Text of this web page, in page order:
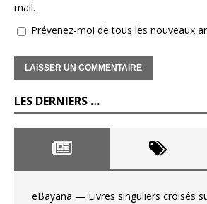
mail.
Prévenez-moi de tous les nouveaux
LES DERNIERS …
eBayana — Livres singuliers croisés